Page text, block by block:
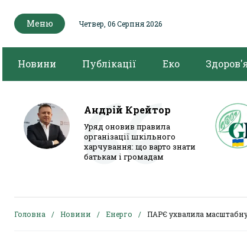
Меню Четвер, 06 Серпня 2026
Новини Публікації Еко
Андрій Крейтор
Уряд оновив правила
організації шкільного
харчування: що варто знати
батькам і громадам
Головна Новини Енерго ПАРЄ ухвалила